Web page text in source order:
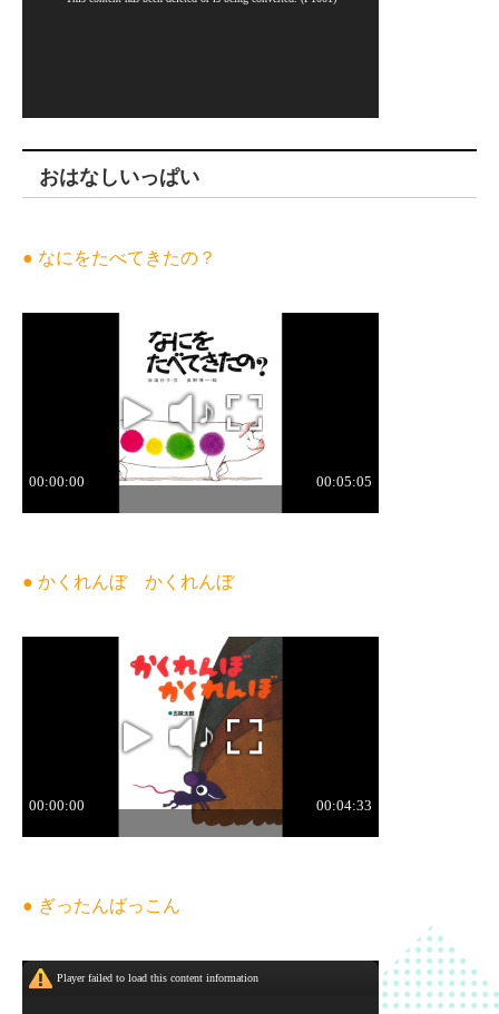
おはなしいっぱい
● なにをたべてきたの？
● かくれんぼ かくれんぼ
● ぎったんばっこん